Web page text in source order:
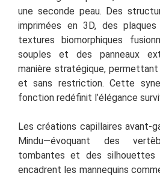
une seconde peau. Des
imprimées en 3D, des
textures biomorphiques
souples et des panneaux
manière stratégique,
et sans restriction. Cette
fonction redéfinit l’élégance
Les créations capillaires avant-
Mindu—évoquant des
tombantes et des silhouettes
encadrent les mannequins